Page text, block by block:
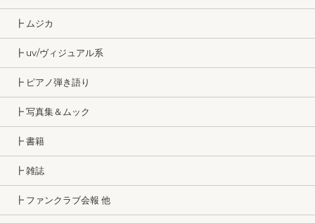
┣ ムジカ
┣ uv/ヴィジュアル系
┣ ピアノ弾き語り
┣ 写真集＆ムック
┣ 書籍
┣ 雑誌
┣ ファンクラブ会報 他